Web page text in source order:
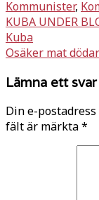
Kommunister,
KUBA UNDER
Kuba
Osäker mat
Lämna ett svar
Din e-
fält är märkta*